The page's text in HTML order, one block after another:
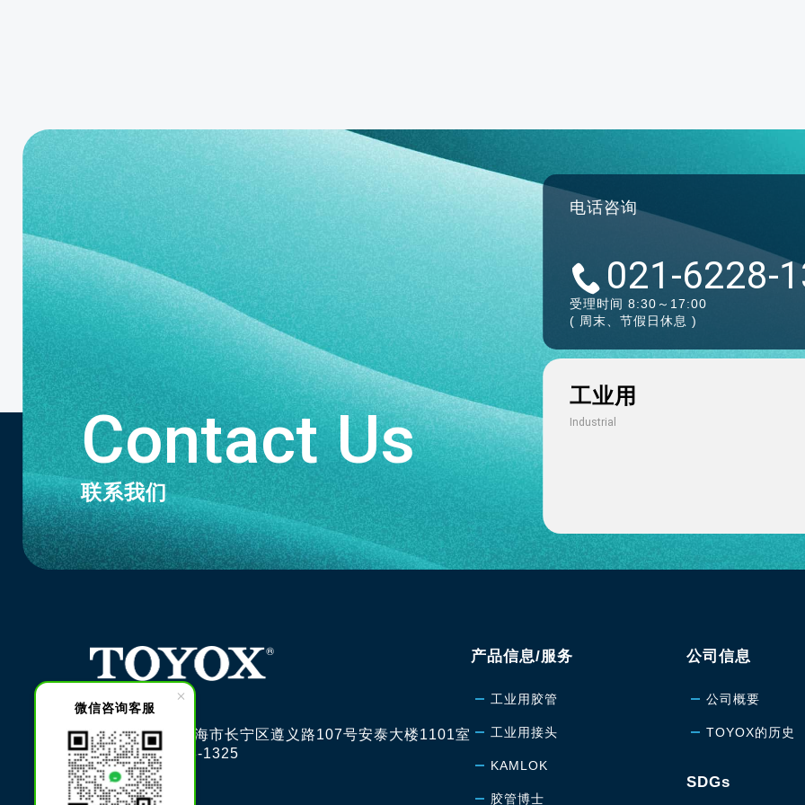
Contact Us
联系我们
电话咨询
021-6228-
受理时间 8:30～17:00
( 周末、节假日休息 )
工业用
Industrial
邮编200051 上海市长宁区遵义路107号安泰大楼1101室
电话: 021-6228-1325
产品信息/服务
工业用胶管
工业用接头
KAMLOK
胶管博士
公司信息
公司概要
TOYOX的历史
SDGs
微信咨询客服